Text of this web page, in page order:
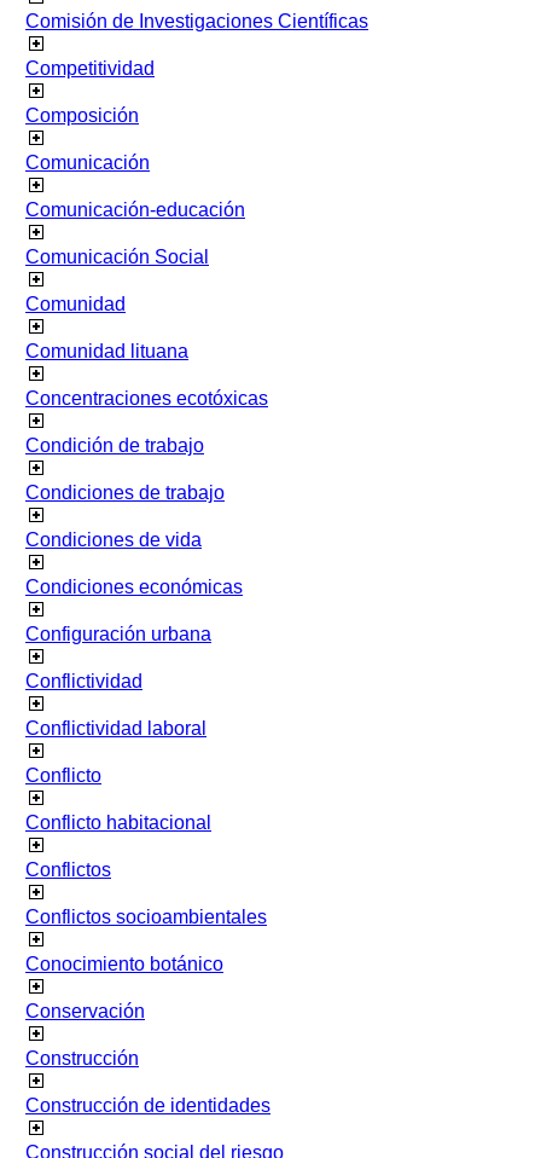
Comisión de Investigaciones Científicas
Competitividad
Composición
Comunicación
Comunicación-educación
Comunicación Social
Comunidad
Comunidad lituana
Concentraciones ecotóxicas
Condición de trabajo
Condiciones de trabajo
Condiciones de vida
Condiciones económicas
Configuración urbana
Conflictividad
Conflictividad laboral
Conflicto
Conflicto habitacional
Conflictos
Conflictos socioambientales
Conocimiento botánico
Conservación
Construcción
Construcción de identidades
Construcción social del riesgo